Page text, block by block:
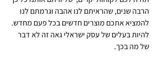
הרבה שנים, שהראיתם לנו אהבה וגרמתם לנו
להמציא אתכם מוצרים חדשים בכל פעם מחדש.
להיות בעלים של עסק ישראלי גאה זה לא דבר
של מה בכך.